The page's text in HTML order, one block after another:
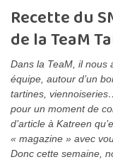
Recette du
de la TeaM
Dans la TeaM, il nous
équipe, autour d’un
tartines,
pour un moment de
d’article à Katreen
« magazine » avec
Donc cette semaine,